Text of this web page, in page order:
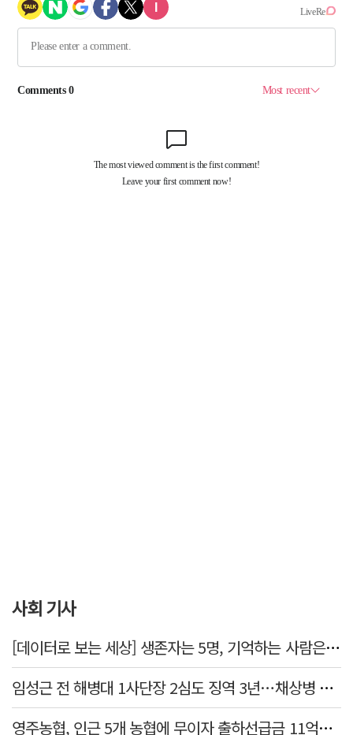
사회 기사
[데이터로 보는 세상] 생존자는 5명, 기억하는 사람은 늘었다
임성근 전 해병대 1사단장 2심도 징역 3년…채상병 순직 책임 유죄
영주농협, 인근 5개 농협에 무이자 출하선급금 11억원 지원…상생 유통망 강화